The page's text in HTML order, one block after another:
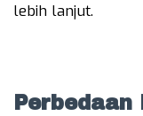
lebih lanjut.
Perbedaan